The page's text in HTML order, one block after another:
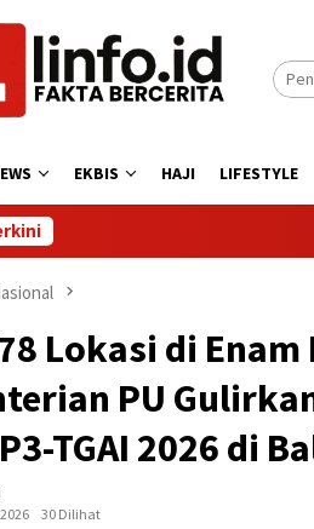
EKBIS HAJI LIFESTYLE
Lokasi di
PU
TGAI 2026 di
30 Dilihat